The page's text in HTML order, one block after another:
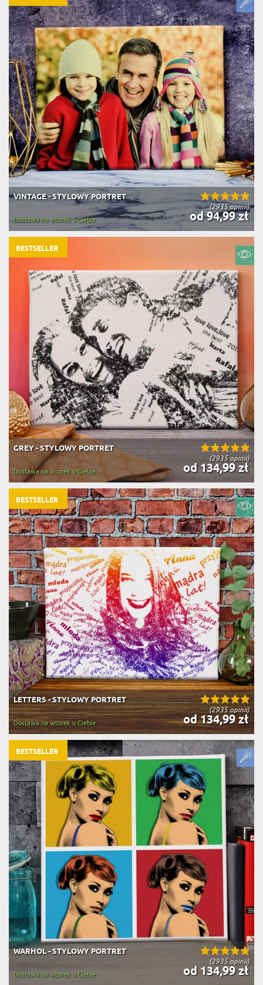
(2935 opinii)
VINTAGE - STYLOWY PORTRET
od 94,99 zł
Dostawa na wtorek u Ciebie
(2935 opinii)
GREY - STYLOWY PORTRET
od 134,99 zł
Dostawa na wtorek u Ciebie
BESTSELLER
(2935 opinii)
LETTERS - STYLOWY PORTRET
od 134,99 zł
Dostawa na wtorek u Ciebie
BESTSELLER
(2935 opinii)
WARHOL - STYLOWY PORTRET
od 134,99 zł
Dostawa na wtorek u Ciebie
BESTSELLER